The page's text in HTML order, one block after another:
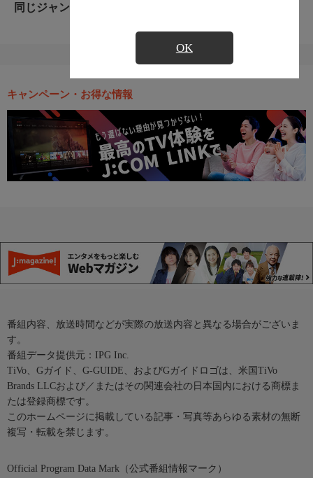
OK
同じジャンルのおすすめ番組
キャンペーン・お得な情報
番組内容、放送時間などが実際の放送内容と異なる場合がございま
す。
番組データ提供元：IPG Inc.
TiVo、Gガイド、G-GUIDE、およびGガイドロゴは、米国TiVo
Brands LLCおよび／またはその関連会社の日本国内における商標ま
たは登録商標です。
このホームページに掲載している記事・写真等あらゆる素材の無断
複写・転載を禁じます。
Official Program Data Mark（公式番組情報マーク）